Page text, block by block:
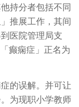
持分者包括不同
推展工作，其间
医院管理局支
癫痫症」正名为
的误解。并可让
为现职小学教师